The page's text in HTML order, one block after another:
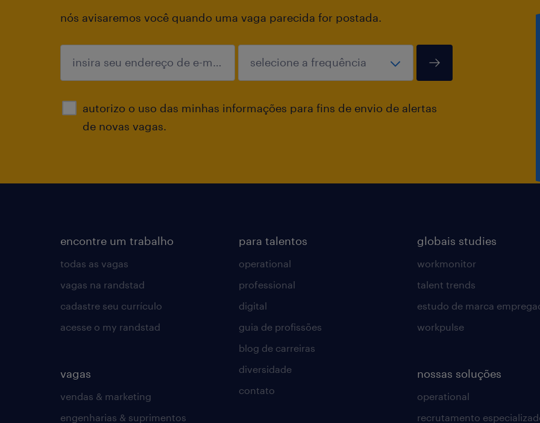
Ensino Superior completo
Inglês intermediário para leitura -
Administração de materiais
Conhecimento intermediário no
Capacidade analítica para
apoiar decisões.
Conhecimentos em processos de
nós avisaremos você quando uma vaga parecida for postada.
autorizo o uso das minhas informações para fins de envio de alertas
de novas vagas.
enviar
encontre um trabalho
todas as vagas
vagas na randstad
cadastre seu currículo
acesse o my randstad
vagas
vendas & marketing
engenharias & suprimentos
para talentos
operational
professional
digital
guia de profissões
blog de carreiras
diversidade
contato
globais studies
workmonitor
talent trends
estudo de marca
workpulse
nossas soluções
operational
recrutamento